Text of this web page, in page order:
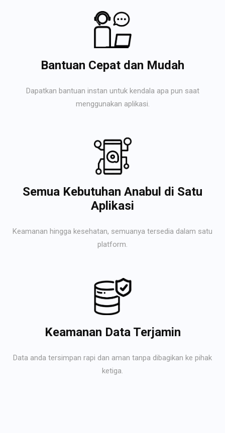
Bantuan Cepat dan Mudah
Dapatkan bantuan instan untuk kendala apa pun saat
menggunakan aplikasi.
Semua Kebutuhan Anabul di Satu
Aplikasi
Keamanan hingga kesehatan, semuanya tersedia dalam satu
platform.
Keamanan Data Terjamin
Data anda tersimpan rapi dan aman tanpa dibagikan ke pihak
ketiga.